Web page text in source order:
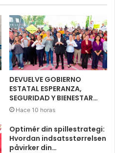
DEVUELVE GOBIERNO
ESTATAL ESPERANZA,
SEGURIDAD Y BIENESTAR…
Hace 10 horas
Optimér din spillestrategi:
Hvordan indsatsstørrelsen
påvirker din…